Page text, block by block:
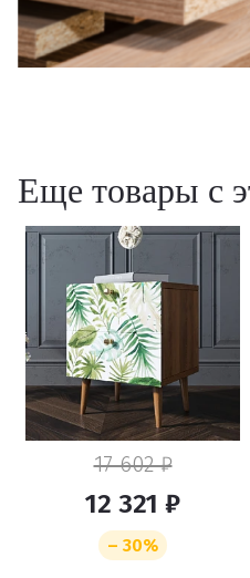
Еще товары с
17 602 ₽
12 321 ₽
– 30%